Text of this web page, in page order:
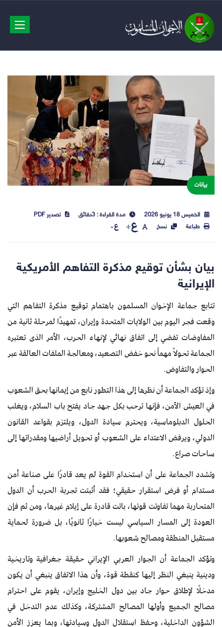
بيانات
الخميس 18 يونيو 2026 مدة القراءة : 3دقائق
تصدير PDF
طباعة
نسخ ع ع
بيان بشأن توقيع مذكرة التفاهم الأمريكية
الإيرانية
تتابع جماعة الإخوان المسلمون باهتمام توقيع مذكرة التفاهم التي
وقعت فجر اليوم بين الولايات المتحدة وإيران، تمهيدًا لمرحلة ثانية من
المفاوضات تفضي إلى اتفاق نهائي لإنهاء الحرب، الأمر الذى تعتبره
الجماعة تحولاً مهماً نحو خفض التصعيد، ومعالجة الملفات العالقة عبر
الحوار والتفاوض.
وإذ تؤكد الجماعة أن نظرها إلى هذا التطور نابع من إيمانها بحق الشعوب
في العيش الآمن، فإنها ترحب بكل جهد جاد يفتح باب السلام، ويغلب
الحلول الدبلوماسية، ويحترم سيادة الدول، ويلتزم بقواعد القانون
الدولي، ويرفض الاعتداء على الشعوب أو تحويل أراضيها ومقدراتها إلى
ساحات صراع.
وتشدد الجماعة على أن استخدام القوة لم يعد قادرًا على صناعة أمن
مستدام أو فرض استقرار حقيقي؛ فقد أثبتت تجربة الحرب أن الدول
المتحاربة مهما تفاوتت قوتها، باتت قادرة على إيلام غيرها، ومن ثم فإن
العودة إلى المسار السياسي ليست خيارًا ثانويًا، بل ضرورة لحماية
مستقبل المنطقة ومصالح شعوبها.
وتؤكد الجماعة أن الجوار العربي الإيراني حقيقة جغرافية وتاريخية
ودينية ينبغي النظر إليها كنقطة قوة، وأن هذا الاتفاق ينبغي أن يكون
مدخلًا لإطلاق حوار جاد بين دول الخليج وإيران، يقوم على احترام
مصالح الجميع وأولها المصالح المشتركة، وكذلك عدم التدخل في
الشؤون الداخلية، وحفظ استقلال الدول وسيادتها، وبما يعزز الأمن